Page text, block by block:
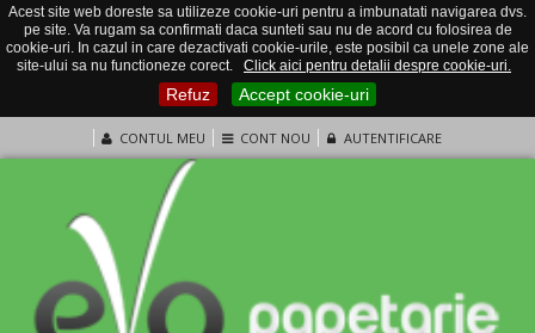
Acest site web doreste sa utilizeze cookie-uri pentru a imbunatati navigarea dvs.
pe site. Va rugam sa confirmati daca sunteti sau nu de acord cu folosirea de
cookie-uri. In cazul in care dezactivati cookie-urile, este posibil ca unele zone ale
site-ului sa nu functioneze corect.
Click aici pentru detalii despre cookie-uri.
Refuz Accept cookie-uri
CONTUL MEU CONT NOU AUTENTIFICARE